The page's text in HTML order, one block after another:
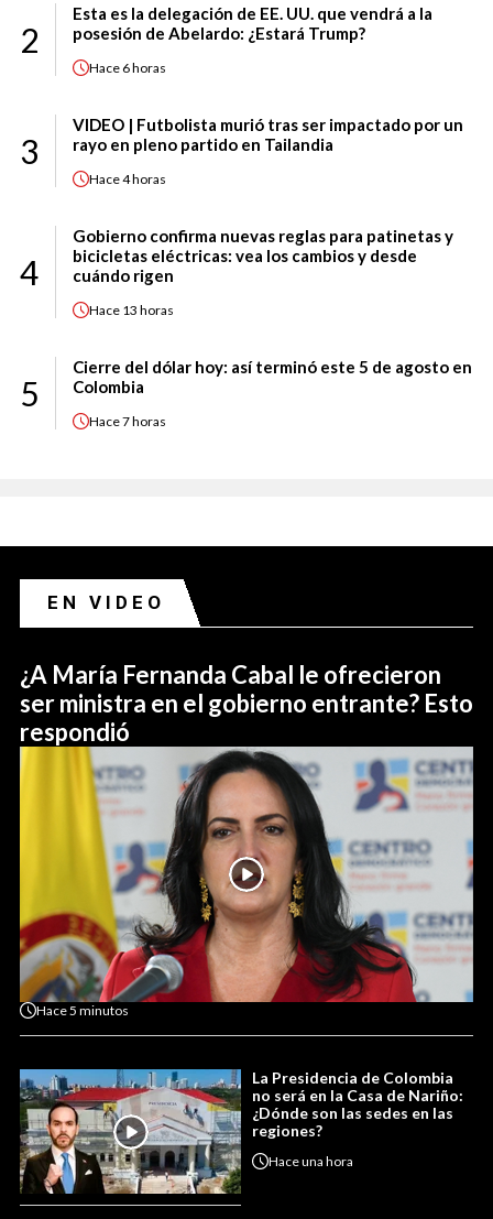
2
Esta es la delegación de EE. UU. que vendrá a la
posesión de Abelardo: ¿Estará Trump?
Hace 6 horas
3
VIDEO | Futbolista murió tras ser impactado por un
rayo en pleno partido en Tailandia
Hace4 horas
4
Gobierno confirma nuevas reglas para patinetas y
bicicletas eléctricas: vea los cambios y desde
cuándo rigen
Hace 13 horas
5
Cierre del dólar hoy: así terminó este 5 de agosto en
Colombia
Hace7 horas
EN VIDEO
¿A María Fernanda Cabal le ofrecieron
ser ministra en el gobierno entrante? Esto
respondió
Hace5 minutos
La Presidencia de Colombia
no será en la Casa de Nariño:
¿Dónde son las sedes en las
regiones?
Haceuna hora